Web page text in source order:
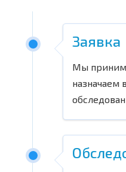
Заявка
Мы
назначаем